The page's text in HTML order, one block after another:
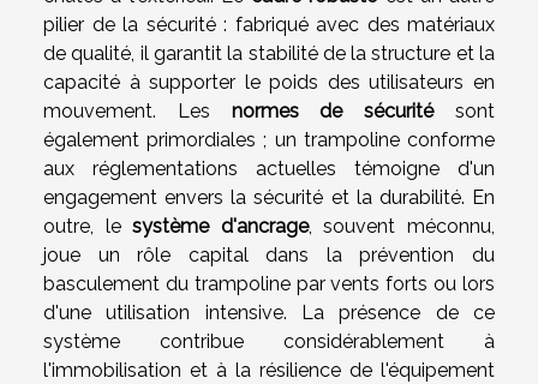
pilier de la sécurité : fabriqué avec des matériaux
de qualité, il garantit la stabilité de la structure et la
capacité à supporter le poids des utilisateurs en
mouvement. Les normes de sécuritésont
également primordiales ; un trampoline conforme
aux réglementations actuelles témoigne d'un
engagement envers la sécurité et la durabilité. En
outre, lesystème d'ancrage, souvent méconnu,
joue un rôle capital dans la prévention du
basculement du trampoline par vents forts ou lors
d'une utilisation intensive. La présence de ce
système contribue considérablement à
l'immobilisation et à la résilience de l'équipement